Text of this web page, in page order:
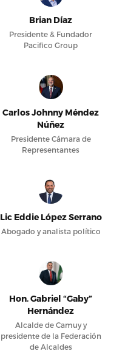
Brian Díaz
Presidente & Fundador
Pacifico Group
Carlos Johnny Méndez
Núñez
Presidente Cámara de
Representantes
Lic Eddie López Serrano
Abogado y analista político
Hon. Gabriel “Gaby”
Hernández
Alcalde de Camuy y
presidente de la Federación
de Alcaldes